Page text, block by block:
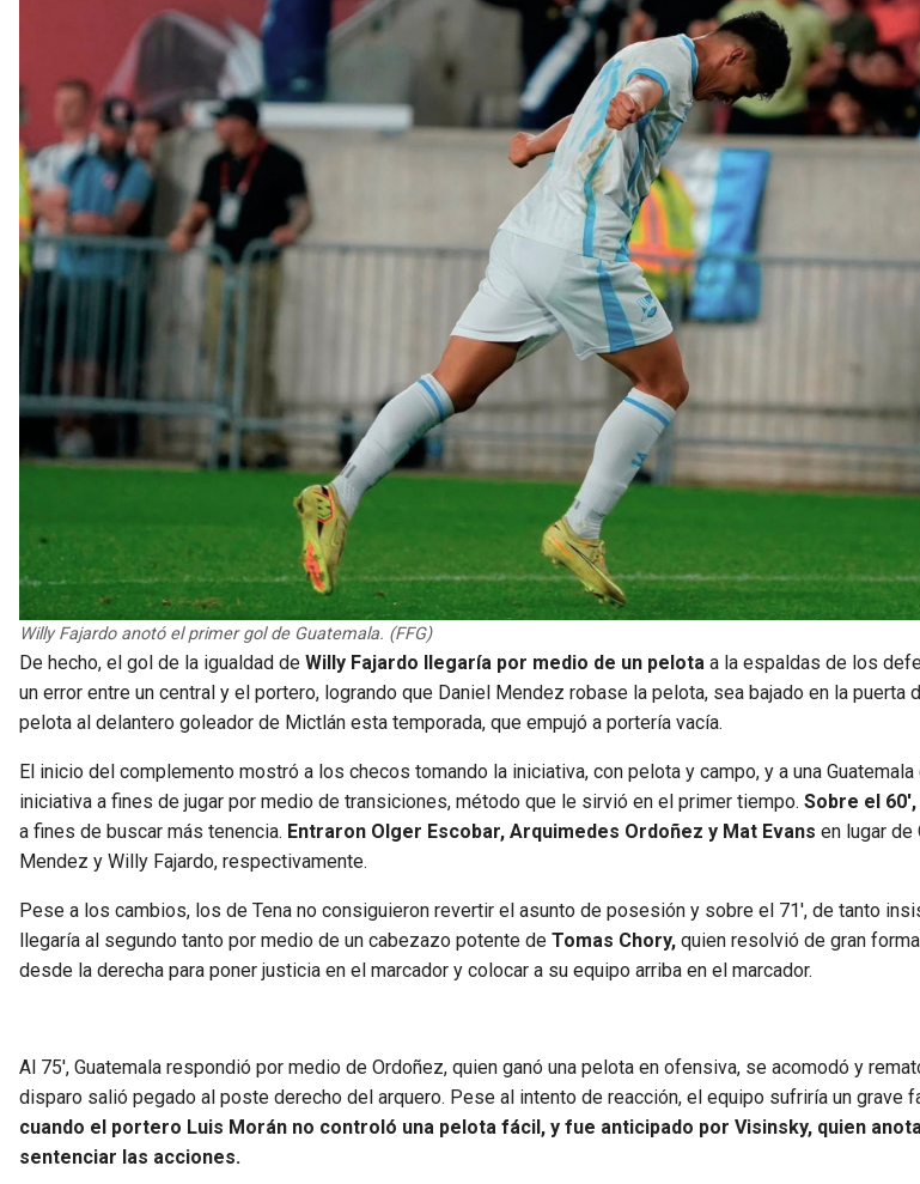
Willy Fajardo anotó el primer gol de Guatemala. (FFG)
De hecho, el gol de la igualdad de Willy Fajardo llegaría por medio de un pelota a la espaldas de los
un error entre un central y el portero, logrando que Daniel Mendez robase la pelota, sea bajado en la puerta
pelota al delantero goleador de Mictlán esta temporada, que empujó a portería vacía.
El inicio del complemento mostró a los checos tomando la iniciativa, con pelota y campo, y a una
iniciativa a fines de jugar por medio de transiciones, método que le sirvió en el primer tiempo. Sobre el
a fines de buscar más tenencia. Entraron Olger Escobar, Arquimedes Ordoñez y Mat Evans en lugar de
Mendez y Willy Fajardo, respectivamente.
Pese a los cambios, los de Tena no consiguieron revertir el asunto de posesión y sobre el 71′, de tanto
llegaría al segundo tanto por medio de un cabezazo potente de Tomas Chory, quien resolvió de gran
desde la derecha para poner justicia en el marcador y colocar a su equipo arriba en el marcador.
Al 75′, Guatemala respondió por medio de Ordoñez, quien ganó una pelota en ofensiva, se acomodó y
disparo salió pegado al poste derecho del arquero. Pese al intento de reacción, el equipo sufriría un grave
cuando el portero Luis Morán no controló una pelota fácil, y fue anticipado por Visinsky, quien
sentenciar las acciones.